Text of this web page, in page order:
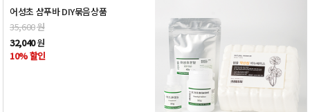
어성초 샴푸바 DIY묶음상품
35,600원
32,040원
10% 할인